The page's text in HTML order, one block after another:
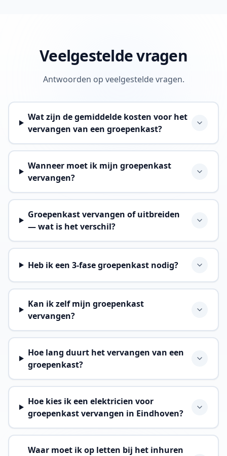
Veelgestelde vragen
Antwoorden op veelgestelde vragen.
Wat zijn de gemiddelde kosten voor het
vervangen van een groepenkast?
Wanneer moet ik mijn groepenkast
vervangen?
Groepenkast vervangen of uitbreiden
— wat is het verschil?
Heb ik een 3-fase groepenkast nodig?
Kan ik zelf mijn groepenkast
vervangen?
Hoe lang duurt het vervangen van een
groepenkast?
Hoe kies ik een elektricien voor
groepenkast vervangen in Eindhoven?
Waar moet ik op letten bij het inhuren